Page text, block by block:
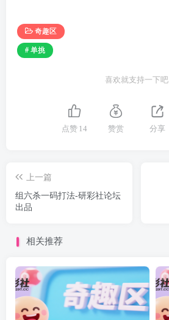
奇趣区
# 单挑
喜欢就支持一下吧
点赞 14 赞赏 分享
上一篇
组六杀一码打法-研彩社论坛
出品
相关推荐